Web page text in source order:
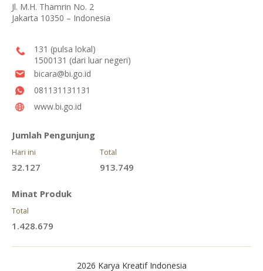
Jl. M.H. Thamrin No. 2
Jakarta 10350 – Indonesia
131 (pulsa lokal)
1500131 (dari luar negeri)
bicara@bi.go.id
081131131131
www.bi.go.id
Jumlah Pengunjung
Hari ini
32.127
Total
913.749
Minat Produk
Total
1.428.679
2026 Karya Kreatif Indonesia